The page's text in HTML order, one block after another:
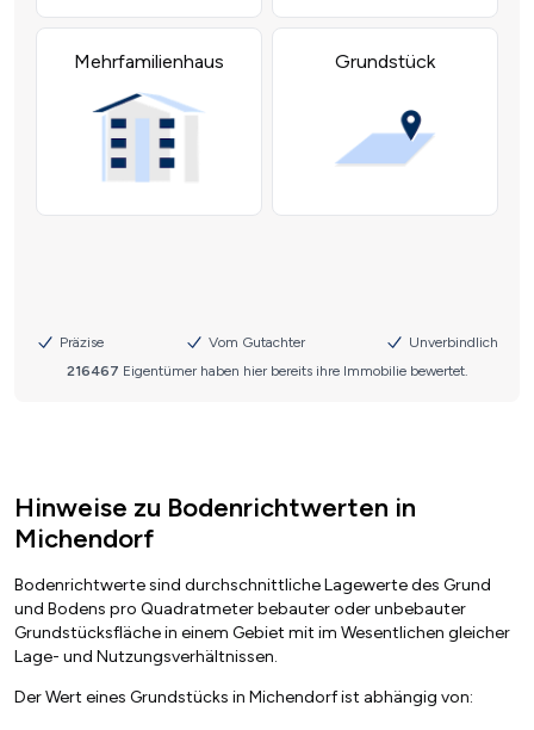
Hinweise zu Bodenrichtwerten in
Michendorf
Bodenrichtwerte sind durchschnittliche Lagewerte des Grund
und Bodens pro Quadratmeter bebauter oder unbebauter
Grundstücksfläche in einem Gebiet mit im Wesentlichen gleicher
Lage- und Nutzungsverhältnissen.
Der Wert eines Grundstücks in Michendorf ist abhängig von: